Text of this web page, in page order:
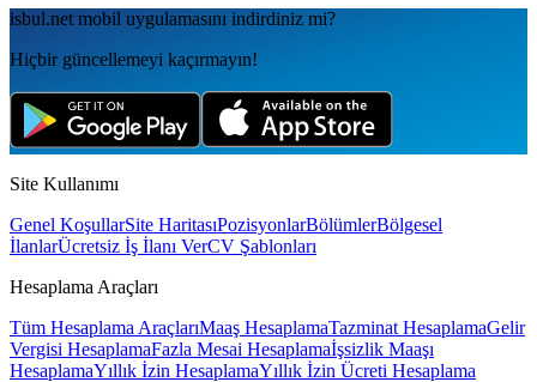
isbul.net mobil uygulamаsını indirdiniz mi?
Hiçbir güncellemeyi kaçırmayın!
Site Kullanımı
Genel KoşullarSite HaritasıPozisyonlarBölümlerBölgesel
İlanlarÜcretsiz İş İlanı VerCV Şablonları
Hesaplama Araçları
Tüm Hesaplama AraçlarıMaaş HesaplamaTazminat HesaplamaGelir
Vergisi HesaplamaFazla Mesai Hesaplamaİşsizlik Maaşı
HesaplamaYıllık İzin HesaplamaYıllık İzin Ücreti Hesaplama